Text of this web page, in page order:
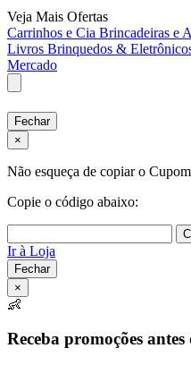
Veja Mais Ofertas
Carrinhos e Cia Brincadeiras e
Livros Brinquedos &
Mercado
Fechar
×
Não esqueça de copiar o Cupom
Copie o código abaixo:
Ir à Loja
Fechar
×
👶
Receba promoções